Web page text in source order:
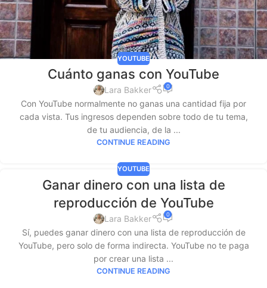
YOUTUBE
Cuánto ganas con YouTube
Lara Bakker 0
Con YouTube normalmente no ganas una cantidad fija por
cada vista. Tus ingresos dependen sobre todo de tu tema,
de tu audiencia, de la ...
CONTINUE READING
YOUTUBE
Ganar dinero con una lista de
reproducción de YouTube
Lara Bakker 0
Sí, puedes ganar dinero con una lista de reproducción de
YouTube, pero solo de forma indirecta. YouTube no te paga
por crear una lista ...
CONTINUE READING